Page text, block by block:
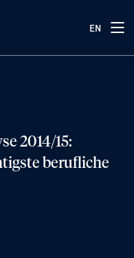
EN
2014/15:
berufliche